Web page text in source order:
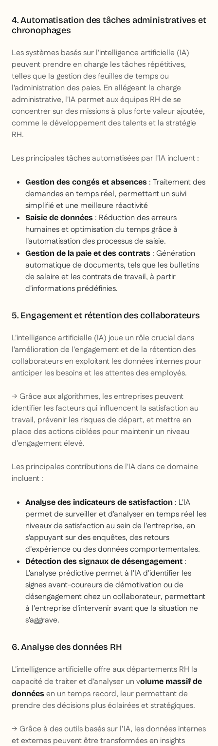
4. Automatisation des tâches administratives et
chronophages
Les systèmes basés sur l'intelligence artificielle (IA)
peuvent prendre en charge les tâches répétitives,
telles que la gestion des feuilles de temps ou
l'administration des paies. En allégeant la charge
administrative, l'IA permet aux équipes RH de se
concentrer sur des missions à plus forte valeur ajoutée,
comme le développement des talents et la stratégie
RH.
Les principales tâches automatisées par l'IA incluent :
Gestion des congés et absences : Traitement des
demandes en temps réel, permettant un suivi
simplifié et une meilleure réactivité
Saisie de données : Réduction des erreurs
humaines et optimisation du temps grâce à
l'automatisation des processus de saisie.
Gestion de la paie et des contrats : Génération
automatique de documents, tels que les bulletins
de salaire et les contrats de travail, à partir
d'informations prédéfinies.
5. Engagement et rétention des collaborateurs
L'intelligence artificielle (IA) joue un rôle crucial dans
l'amélioration de l'engagement et de la rétention des
collaborateurs en exploitant les données internes pour
anticiper les besoins et les attentes des employés.
→ Grâce aux algorithmes, les entreprises peuvent
identifier les facteurs qui influencent la satisfaction au
travail, prévenir les risques de départ, et mettre en
place des actions ciblées pour maintenir un niveau
d'engagement élevé.
Les principales contributions de l'IA dans ce domaine
incluent :
Analyse des indicateurs de satisfaction : L'IA
permet de surveiller et d'analyser en temps réel les
niveaux de satisfaction au sein de l'entreprise, en
s'appuyant sur des enquêtes, des retours
d'expérience ou des données comportementales.
Détection des signaux de désengagement :
L'analyse prédictive permet à l'IA d'identifier les
signes avant-coureurs de démotivation ou de
désengagement chez un collaborateur, permettant
à l'entreprise d'intervenir avant que la situation ne
s'aggrave.
6. Analyse des données RH
L'intelligence artificielle offre aux départements RH la
capacité de traiter et d'analyser un volume massif de
données en un temps record, leur permettant de
prendre des décisions plus éclairées et stratégiques.
→ Grâce à des outils basés sur l’IA, les données internes
et externes peuvent être transformées en insights